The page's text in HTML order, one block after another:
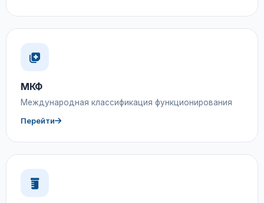
МКФ
Международная классификация функционирования
Перейти